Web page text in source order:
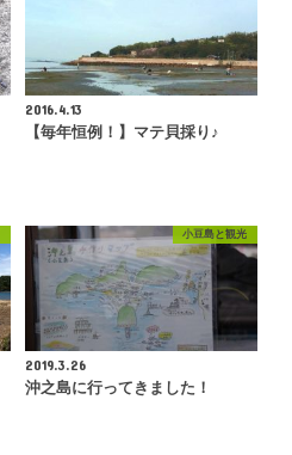
2016.4.13
【毎年恒例！】マテ貝採り♪
小豆島と観光
2019.3.26
沖之島に行ってきました！